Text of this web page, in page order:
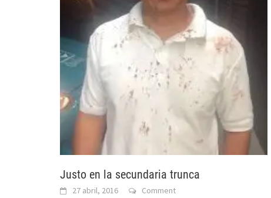
Justo en la secundaria trunca
27 abril, 2016 Comment